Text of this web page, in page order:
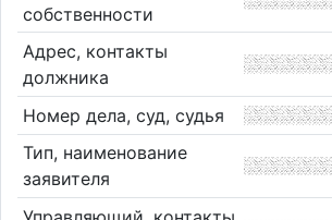
собственности
Адрес, контакты
должника
Номер дела, суд, судья
Тип, наименование
заявителя